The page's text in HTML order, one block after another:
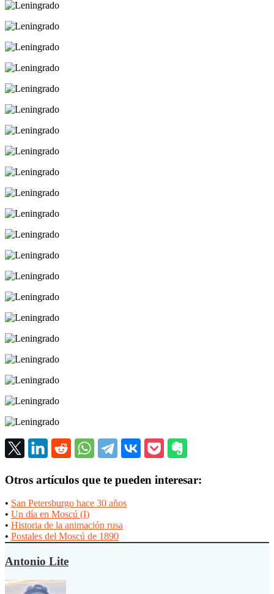
Otros artículos que te pueden interesar:
• San Petersburgo hace 30 años
• Un día en Moscú (I)
• Historia de la animación rusa
• Postales del Moscú de 1890
Antonio Lite